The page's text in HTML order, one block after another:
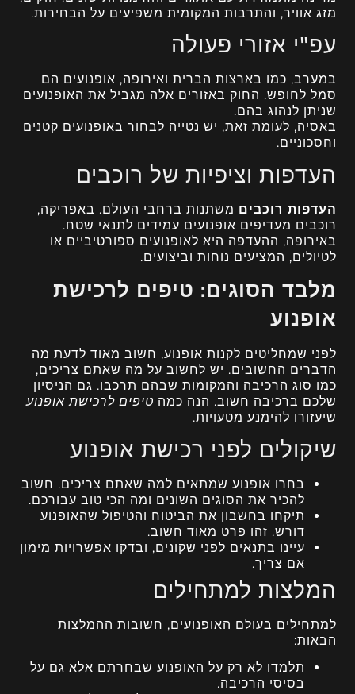
מזג אוויר, והתרבות המקומית משפיעים על הבחירות.
עפ"י אזורי פעולה
במערב, כמו בארצות הברית ואירופה, אופנועים הם
סמל לחופש. החוק באזורים אלה מגביל את האופנועים
שניתן לנהוג בהם.
באסיה, לעומת זאת, יש נטייה לבחור באופנועים קטנים
וחסכוניים.
העדפות וציפיות של רוכבים
העדפות רוכבים משתנות ברחבי העולם. באפריקה,
רוכבים מעדיפים אופנועים עמידים לתנאי שטח.
באירופה, ההעדפה היא לאופנועים ספורטיביים או
לטיולים, המציעים נוחות וביצועים.
מלבד הסוגים: טיפים לרכישת
אופנוע
לפני שמחליטים לקנות אופנוע, חשוב מאוד לדעת מה
הדברים החשובים. יש לחשוב על מה שאתם צריכים,
כמו סוג הרכיבה והמקומות שבהם תרכבו. גם הניסיון
שלכם ברכיבה חשוב. הנה כמה טיפים לרכישת אופנוע
שיעזורו להימנע מטעויות.
שיקולים לפני רכישת אופנוע
בחרו אופנוע שמתאים למה שאתם צריכים. חשוב
להכיר את הסוגים השונים ומה הכי טוב עבורכם.
תיקחו בחשבון את הביטוח והטיפול שהאופנוע
דורש. זהו פרט מאוד חשוב.
עיינו בתנאים לפני שקונים, ובדקו אפשרויות מימון
אם צריך.
המלצות למתחילים
למתחילים בעולם האופנועים, חשובות ההמלצות
הבאות:
תלמדו לא רק על האופנוע שבחרתם אלא גם על
בסיסי הרכיבה.